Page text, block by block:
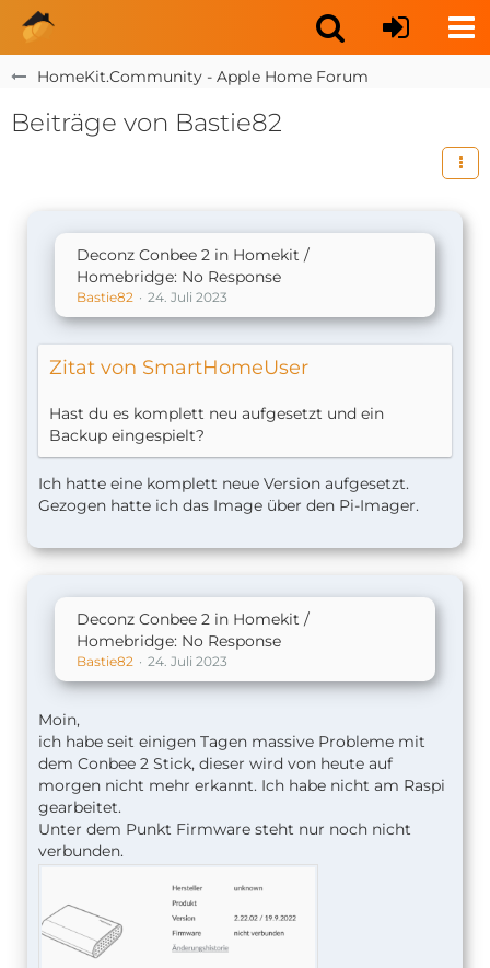
HomeKit.Community - Apple Home Forum
Beiträge von Bastie82
Deconz Conbee 2 in Homekit /
Homebridge: No Response
Bastie82 24. Juli 2023
Zitat von SmartHomeUser
Hast du es komplett neu aufgesetzt und ein
Backup eingespielt?
Ich hatte eine komplett neue Version aufgesetzt.
Gezogen hatte ich das Image über den Pi-Imager.
Deconz Conbee 2 in Homekit /
Homebridge: No Response
Bastie82 24. Juli 2023
Moin,
ich habe seit einigen Tagen massive Probleme mit
dem Conbee 2 Stick, dieser wird von heute auf
morgen nicht mehr erkannt. Ich habe nicht am Raspi
gearbeitet.
Unter dem Punkt Firmware steht nur noch nicht
verbunden.